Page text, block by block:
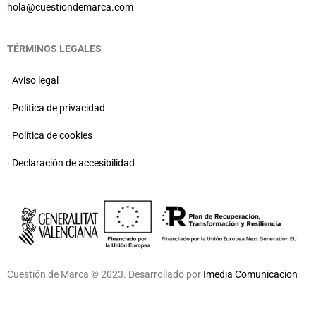
hola@cuestiondemarca.com
TÉRMINOS LEGALES
· Aviso legal
· Política de privacidad
· Política de cookies
· Declaración de accesibilidad
Cuestión de Marca © 2023. Desarrollado por Imedia Comunicacion